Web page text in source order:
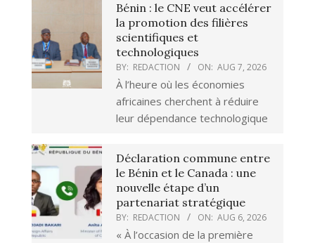
Bénin : le CNE veut accélérer
la promotion des filières
scientifiques et
technologiques
BY: REDACTION ON: AUG 7, 2026
À l’heure où les économies
africaines cherchent à réduire
leur dépendance technologique
Déclaration commune entre
le Bénin et le Canada : une
nouvelle étape d’un
partenariat stratégique
BY: REDACTION ON: AUG 6, 2026
« À l’occasion de la première